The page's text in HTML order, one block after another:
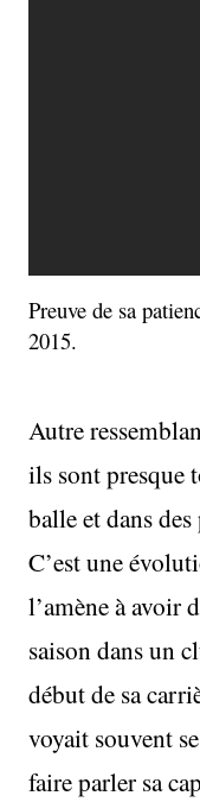
Preuve de sa
2015.
Autre
ils sont presque
balle et dans
C’est une
l’amène à avoir
saison dans un
début de sa
voyait souvent
faire parler sa